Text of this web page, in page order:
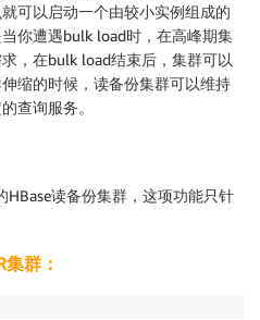
可以启动一个由较小实例组成的
你遭遇bulk load时，在高峰期集
，在bulk load结束后，集群可以
缩的时候，读备份集群可以维持
查询服务。
读备份集群，这项功能只针
群：